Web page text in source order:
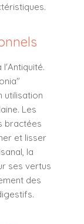
utilisation
Les
bractées
et lisser
la
ses vertus
des